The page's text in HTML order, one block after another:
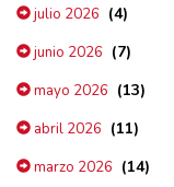
julio 2026 (4)
junio 2026 (7)
mayo 2026 (13)
abril 2026 (11)
marzo 2026 (14)